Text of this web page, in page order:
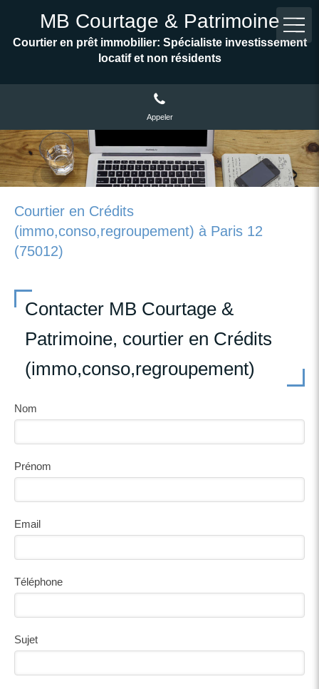
MB Courtage & Patrimoine
Courtier en prêt immobilier: Spécialiste investissement
locatif et non résidents
Appeler
Courtier en Crédits
(immo,conso,regroupement) à Paris 12
(75012)
Contacter MB Courtage &
Patrimoine, courtier en Crédits
(immo,conso,regroupement)
Nom
Prénom
Email
Téléphone
Sujet